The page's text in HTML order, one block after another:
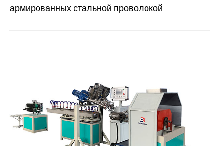
армированных стальной проволокой